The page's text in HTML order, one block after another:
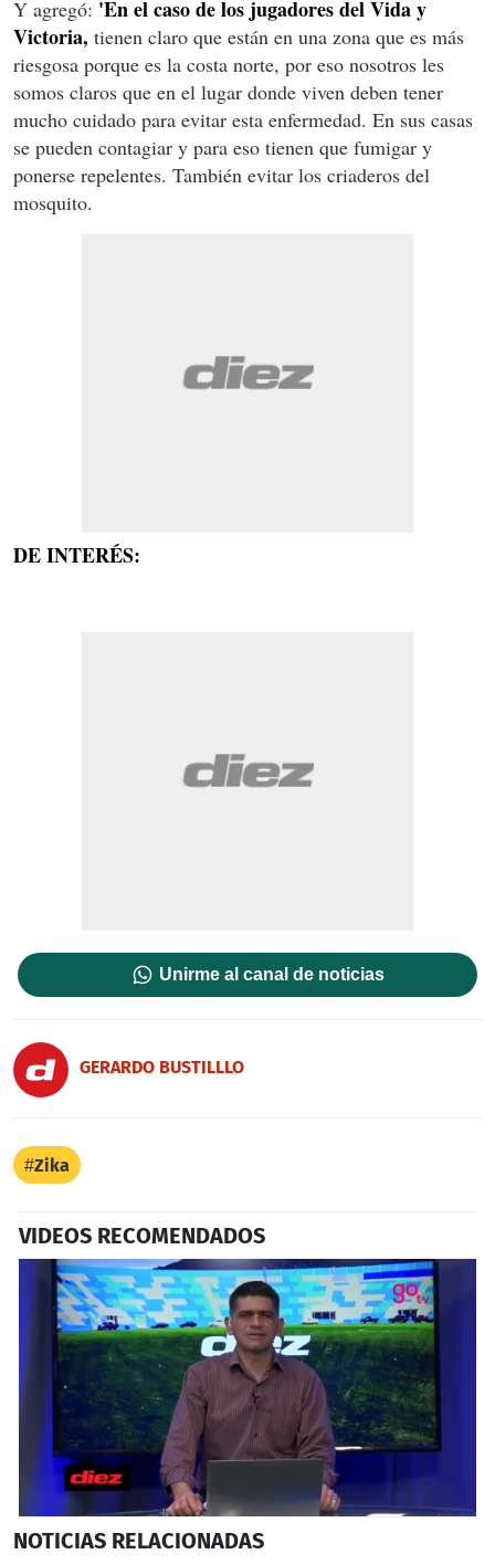
Y agregó: 'En el caso de los jugadores del Vida y
Victoria, tienen claro que están en una zona que es más
riesgosa porque es la costa norte, por eso nosotros les
somos claros que en el lugar donde viven deben tener
mucho cuidado para evitar esta enfermedad. En sus casas
se pueden contagiar y para eso tienen que fumigar y
ponerse repelentes. También evitar los criaderos del
mosquito.
DE INTERÉS:
Unirme al canal de noticias
GERARDO BUSTILLLO
Zika
VIDEOS RECOMENDADOS
seconds
NOTICIAS RELACIONADAS